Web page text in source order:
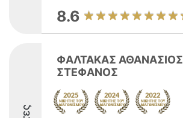
8.6
ΦΑΛΤΑΚΑΣ ΑΘΑΝΑΣΙΟΣ
ΣΤΕΦΑΝΟΣ